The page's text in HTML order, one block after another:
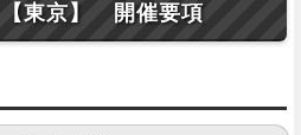
東京】 開催要項